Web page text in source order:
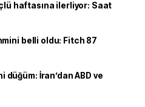
haftasına ilerliyor: Saat
belli oldu: Fitch 87
düğüm: İran’dan ABD ve